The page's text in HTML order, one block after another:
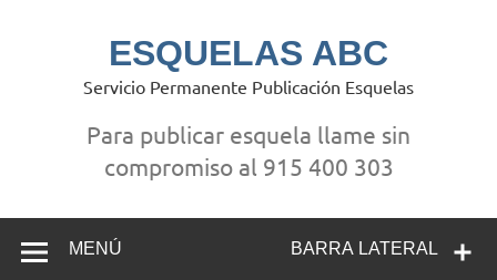
ESQUELAS ABC
Servicio Permanente Publicación Esquelas
Para publicar esquela llame sin
compromiso al 915 400 303
BARRA LATERAL
MENÚ